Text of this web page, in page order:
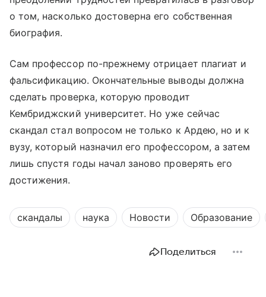
о том, насколько достоверна его собственная
биография.
Сам профессор по-прежнему отрицает плагиат и
фальсификацию. Окончательные выводы должна
сделать проверка, которую проводит
Кембриджский университет. Но уже сейчас
скандал стал вопросом не только к Ардею, но и к
вузу, который назначил его профессором, а затем
лишь спустя годы начал заново проверять его
достижения.
скандалы наука Новости Образование
Поделиться